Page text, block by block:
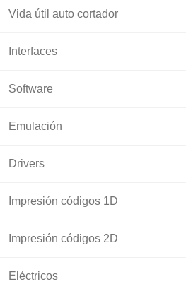
Vida útil auto cortador
Interfaces
Software
Emulación
Drivers
Impresión códigos 1D
Impresión códigos 2D
Eléctricos